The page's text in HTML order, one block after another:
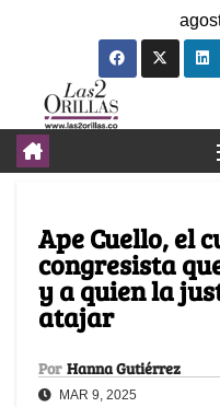
Ape Cuello, el
congresista
y a quien la
atajar
Por Hanna Gutiérrez
MAR 9, 2025